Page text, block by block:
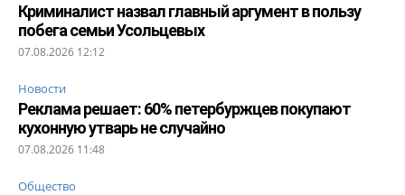
Криминалист назвал главный аргумент в пользу
побега семьи Усольцевых
07.08.2026 12:12
Новости
Реклама решает: 60% петербуржцев покупают
кухонную утварь не случайно
07.08.2026 11:48
Общество